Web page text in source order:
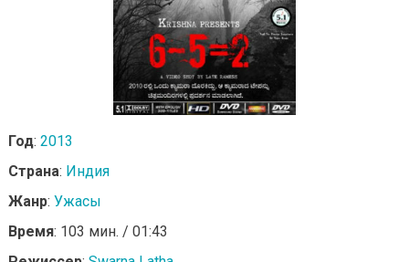
Год: 2013
Страна: Индия
Жанр: Ужасы
Время: 103 мин. / 01:43